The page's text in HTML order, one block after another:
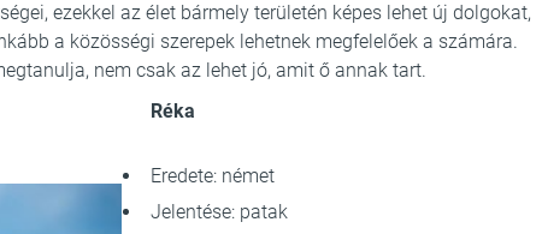
ezekkel az élet bármely területén képes lehet új dolgokat,
a közösségi szerepek lehetnek megfelelőek a számára.
nem csak az lehet jó, amit ő annak tart.
Réka
Eredete: német
Jelentése: patak